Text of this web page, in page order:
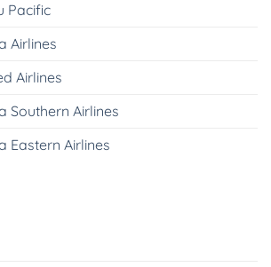
Pacific
Airlines
Airlines
Southern Airlines
Eastern Airlines